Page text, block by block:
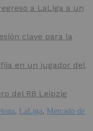
a LaLiga a un
clave para la
fija en un jugador del
del RB Leipzig
, LaLiga, Mercado de